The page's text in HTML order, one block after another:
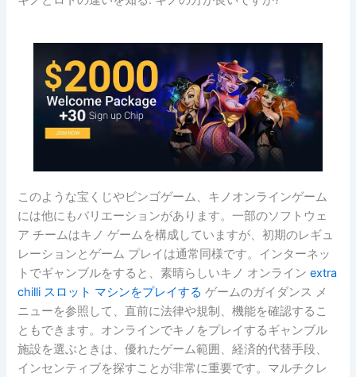
このような宝くじやビンゴゲーム、キノオンラインゲーム
には他にもバリエーションがあります。一部のソフトウェ
ア チームはキノ ゲームを構成していますが、初期のレギュ
レーションとゲーム プレイは通常同様です。インターネッ
トでギャンブルをすると、素晴らしいキノ オンラインextra
chilli スロット マシンをプレイする ゲームのガイダンス メ
ニューを参照して、直前に法律や規制、機能を確認するこ
ともできます。オンラインでキノをプレイするギャンブル
施設を選ぶときは、優れたゲーム範囲、経済的代替手段、
インセンティブを探すことが非常に重要です。マルチクレ